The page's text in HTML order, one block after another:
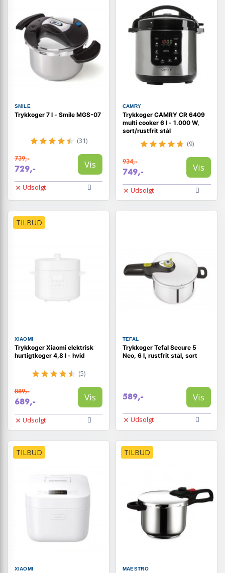
SMILE
Trykkoger 7 l - Smile MGS-07
(31)
739,-
729,- Vis
Udsolgt
CAMRY
Trykkoger CAMRY CR 6409
multi cooker 6 l - 1.000 W,
sort/rustfrit stål
(9)
934,-
749,- Vis
Udsolgt
TILBUD
XIAOMI
Trykkoger Xiaomi elektrisk
hurtigtkoger 4,8 l - hvid
(5)
889,-
689,- Vis
Udsolgt
TEFAL
Trykkoger Tefal Secure 5
Neo, 6 l, rustfrit stål, sort
589,- Vis
Udsolgt
TILBUD
XIAOMI
TILBUD
MAESTRO